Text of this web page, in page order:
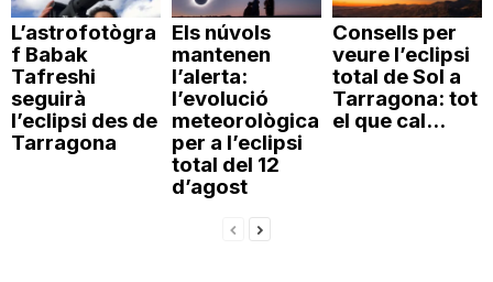
L’astrofotògra
f Babak
Tafreshi
seguirà
l’eclipsi des de
Tarragona
Els núvols
mantenen
l’alerta:
l’evolució
meteorològica
per a l’eclipsi
total del 12
d’agost
Consells per
veure l’eclipsi
total de Sol a
Tarragona: tot
el que cal...